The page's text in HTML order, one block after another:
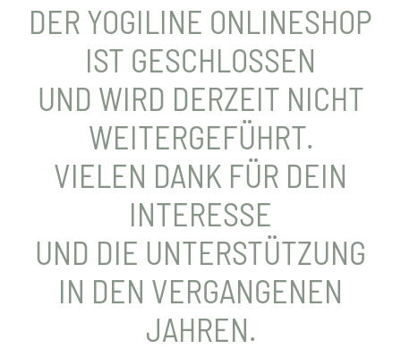
DER YOGILINE ONLINESHOP
IST GESCHLOSSEN
UND WIRD DERZEIT NICHT
WEITERGEFÜHRT.
VIELEN DANK FÜR DEIN
INTERESSE
UND DIE UNTERSTÜTZUNG
IN DEN VERGANGENEN
JAHREN.